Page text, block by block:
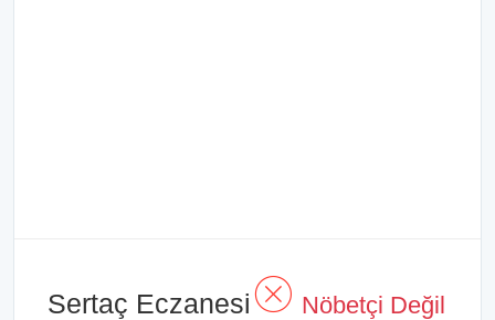
Sertaç Eczanesi Nöbetçi Değil